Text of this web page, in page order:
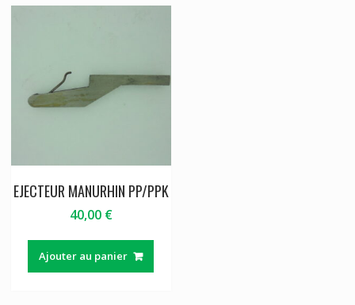
EJECTEUR MANURHIN PP/PPK
40,00 €
Ajouter au panier